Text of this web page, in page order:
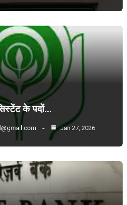
के पदों…
Jan 27, 2026